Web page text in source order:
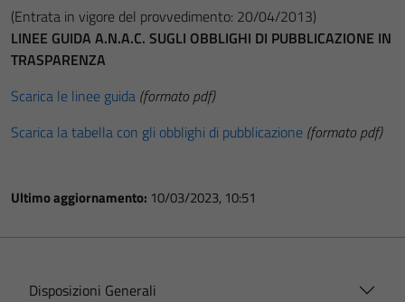
(Entrata in vigore del provvedimento: 20/04/2013)
LINEE GUIDA A.N.A.C. SUGLI OBBLIGHI DI PUBBLICAZIONE IN
TRASPARENZA
Scarica le linee guida (formato pdf)
Scarica la tabella con gli obblighi di pubblicazione (formato pdf)
Ultimo aggiornamento: 10/03/2023, 10:51
Disposizioni Generali